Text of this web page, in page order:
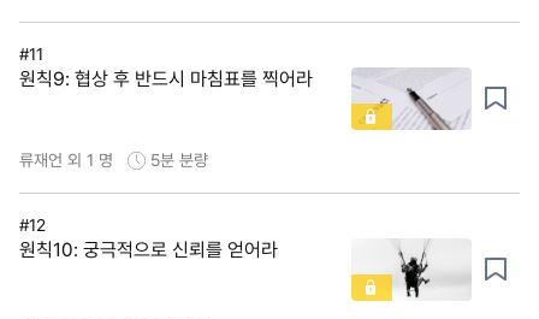
#11
원칙9: 협상 후 반드시 마침표를 찍어라
류재언 외 1 명 5분 분량
#12
원칙10: 궁극적으로 신뢰를 얻어라